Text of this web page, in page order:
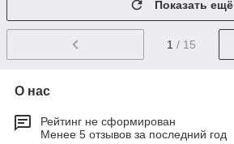
Показать ещё
1 / 15
О нас
Рейтинг не сформирован
Менее 5 отзывов за последний год